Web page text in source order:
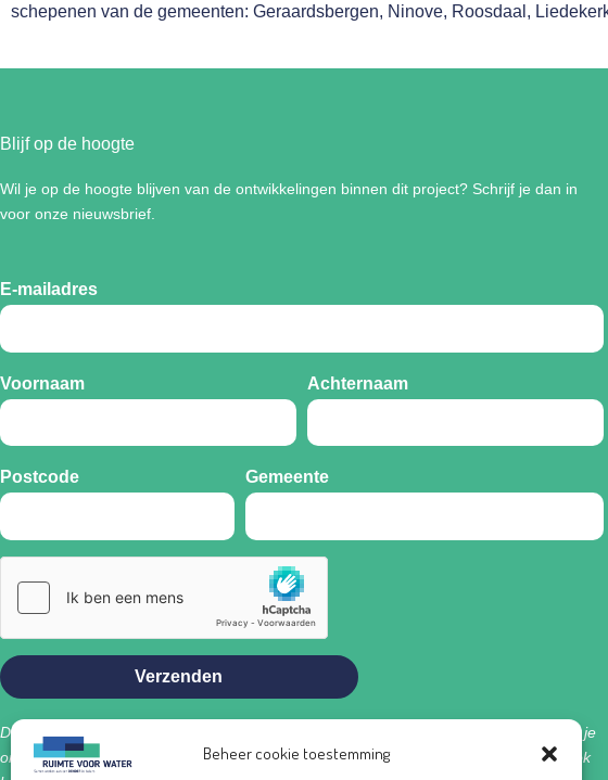
Beheer cookie toestemming
schepenen van de gemeenten: Geraardsbergen, Ninove, Roosdaal,
Blijf op de hoogte
Wil je op de hoogte blijven van de ontwikkelingen binnen dit project? Schrijf je dan in
voor onze nieuwsbrief.
E-mailadres
Voornaam Achternaam
Postcode Gemeente
Verzenden
Door je in te schrijven op de nieuwsbrief van Ruimte voor Water – Dendervallei, geef je
ons de toestemming om je te informeren over het laatste nieuws over het project. Ook